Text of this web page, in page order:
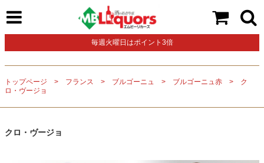
毎週火曜日はポイント3倍
トップページ フランス ブルゴーニュ ブルゴーニュ赤
ク
ロ・ヴージョ
クロ・ヴージョ